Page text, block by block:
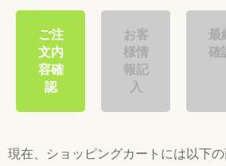
ご注
文内
容確
認
お客
様情
報記
入
最
確
現在、ショッピングカートには以下